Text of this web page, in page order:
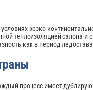
резко
теплоизоляцией салона и
как в период
процесс имеет